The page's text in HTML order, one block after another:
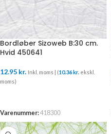
Bordløber Sizoweb B:30 cm.
Hvid 450641
12.95 kr. Inkl. moms | (10.36kr. ekskl.
moms)
Varenummer:418300